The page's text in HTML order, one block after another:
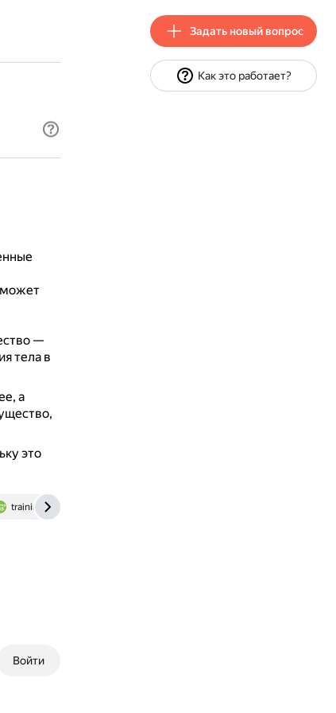
может
—
тела в
а
это
training365.ru
Войти
Задать новый вопрос
Как это работает?